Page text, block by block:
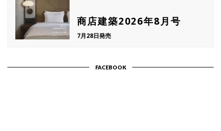
商店建築2026年8月号
7月28日発売
FACEBOOK